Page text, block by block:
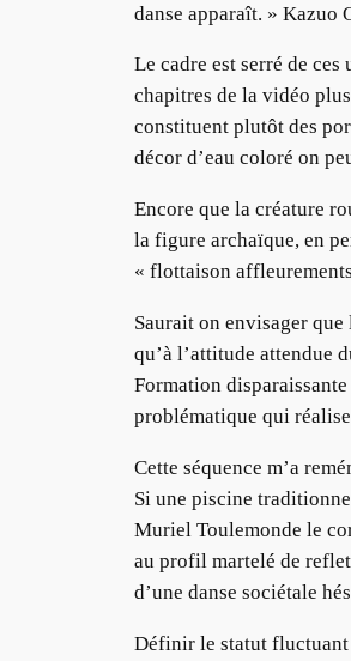
danse apparaît. » Kazuo
Le cadre est serré de
chapitres de la vidéo
constituent plutôt des
décor d’eau coloré on
Encore que la créature
la figure archaïque, en
« flottaison
Saurait on envisager
qu’à l’attitude attendue
Formation
problématique qui
Cette séquence m’a
Si une piscine
Muriel Toulemonde le
au profil martelé de
d’une danse sociétale
Définir le statut fluctuant